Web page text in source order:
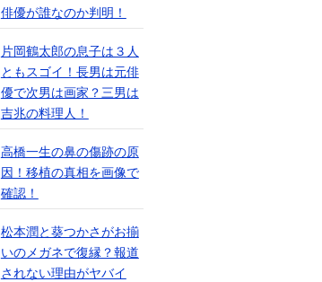
俳優が誰なのか判明！
片岡鶴太郎の息子は３人
ともスゴイ！長男は元俳
優で次男は画家？三男は
吉兆の料理人！
高橋一生の鼻の傷跡の原
因！移植の真相を画像で
確認！
松本潤と葵つかさがお揃
いのメガネで復縁？報道
されない理由がヤバイ